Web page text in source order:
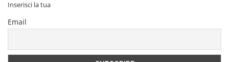
Inserisci la tua
Email